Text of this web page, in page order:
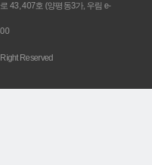
43, 407호 (양평동3가, 우림 e-
Reserved